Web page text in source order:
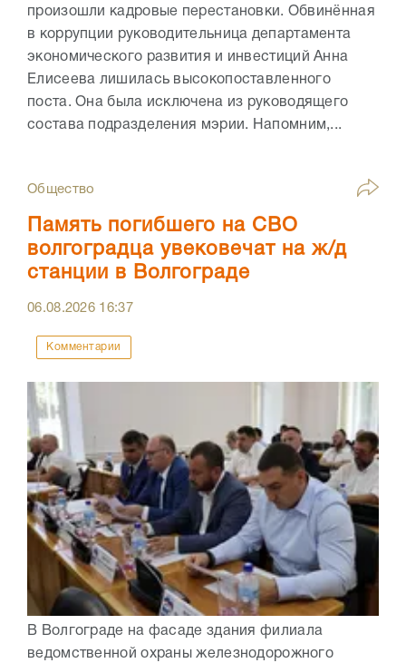
произошли кадровые перестановки. Обвинённая
в коррупции руководительница департамента
экономического развития и инвестиций Анна
Елисеева лишилась высокопоставленного
поста. Она была исключена из руководящего
состава подразделения мэрии. Напомним,...
Общество
Память погибшего на СВО
волгоградца увековечат на ж/д
станции в Волгограде
06.08.2026 16:37
Комментарии
В Волгограде на фасаде здания филиала
ведомственной охраны железнодорожного